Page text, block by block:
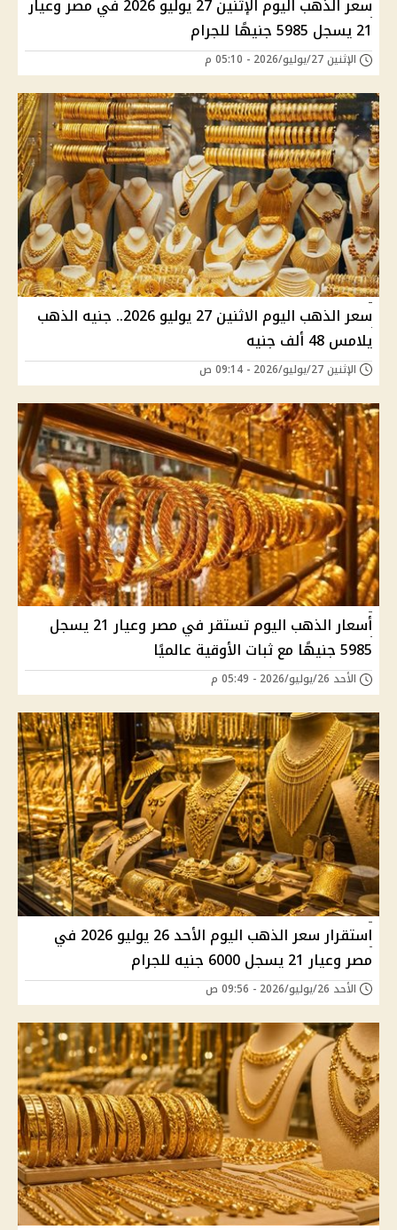
سعر الذهب اليوم الإثنين 27 يوليو 2026 في مصر وعيار
21 يسجل 5985 جنيهًا للجرام
الإثنين 27/يوليو/2026 - 05:10 م
سعر الذهب اليوم الاثنين 27 يوليو 2026.. جنيه الذهب
يلامس 48 ألف جنيه
الإثنين 27/يوليو/2026 - 09:14 ص
أسعار الذهب اليوم تستقر في مصر وعيار 21 يسجل
5985 جنيهًا مع ثبات الأوقية عالميًا
الأحد 26/يوليو/2026 - 05:49 م
استقرار سعر الذهب اليوم الأحد 26 يوليو 2026 في
مصر وعيار 21 يسجل 6000 جنيه للجرام
الأحد 26/يوليو/2026 - 09:56 ص